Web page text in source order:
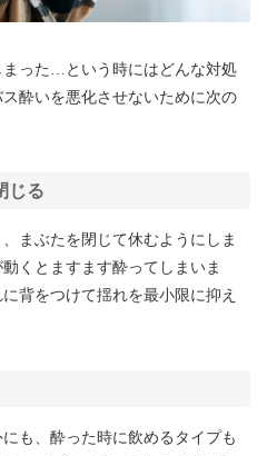
った…という時にはどんな対処
酔いを悪化させないために次の
じる
まぶたを閉じて休むようにしま
くとますます酔ってしまいま
背をつけて揺れを最小限に抑え
も、酔った時に飲めるタイプも